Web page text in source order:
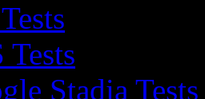
Tests
Stadia Tests